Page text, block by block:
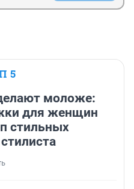
5
моложе:
для женщин
стильных